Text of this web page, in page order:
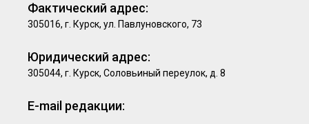
Фактический адрес:
305016, г. Курск, ул. Павлуновского, 73
Юридический адрес:
305044, г. Курск, Соловьиный переулок, д. 8
E-mail редакции: